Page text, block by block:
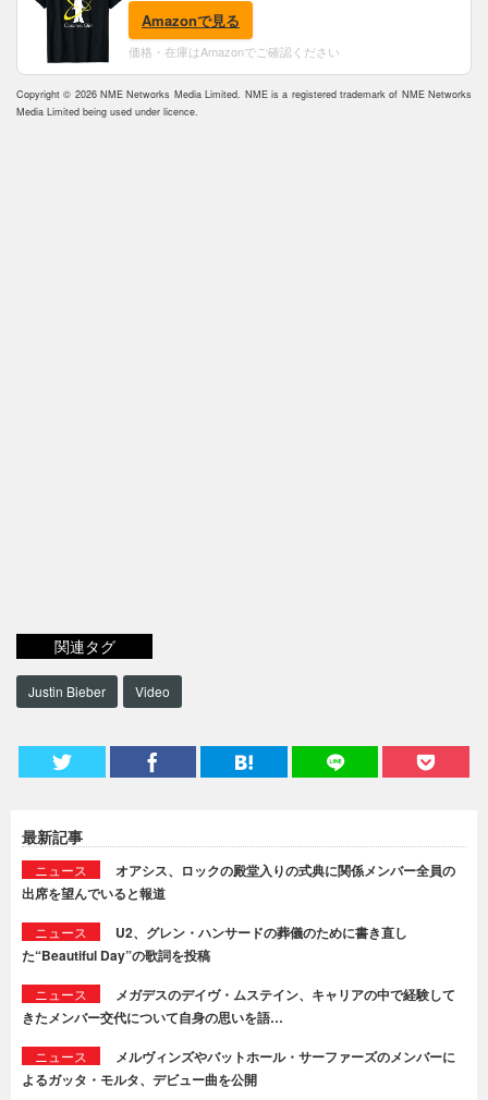
Amazonで見る
価格・在庫はAmazonでご確認ください
Copyright © 2026 NME Networks Media Limited. NME is a registered trademark of NME Networks
Media Limited being used under licence.
関連タグ
Justin Bieber Video
最新記事
ニュース
オアシス、ロックの殿堂入りの式典に関係メンバー全員の
出席を望んでいると報道
ニュース
U2、グレン・ハンサードの葬儀のために書き直し
た“Beautiful Day”の歌詞を投稿
ニュース
メガデスのデイヴ・ムステイン、キャリアの中で経験して
きたメンバー交代について自身の思いを語…
ニュース
メルヴィンズやバットホール・サーファーズのメンバーに
よるガッタ・モルタ、デビュー曲を公開